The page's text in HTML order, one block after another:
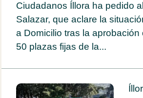
Ciudadanos Íllora ha pedido
Salazar, que aclare la
a Domicilio tras la
50 plazas fijas de la...